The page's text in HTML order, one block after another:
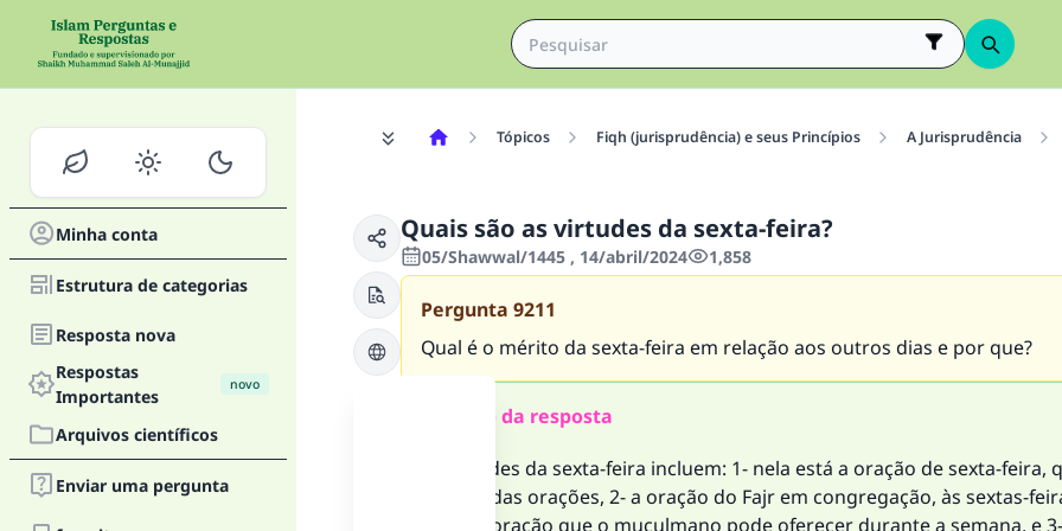
Minha conta
Estrutura de categorias
Resposta nova
Respostas
Importantes
novo
Arquivos científicos
Enviar uma pergunta
Tópicos Fiqh (jurisprudência) e seus Princípios A Jurisprudência
Quais são as virtudes da sexta-feira?
05/Shawwal/1445 , 14/abril/2024 1,858
Pergunta 9211
Qual é o mérito da sexta-feira em relação aos outros dias e por que?
Resumo da resposta
As virtudes da sexta-feira incluem: 1- nela está a oração de sexta-feira,
melhor das orações, 2- a oração do Fajr em congregação, às sextas-
melhor oração que o muçulmano pode oferecer durante a semana, e